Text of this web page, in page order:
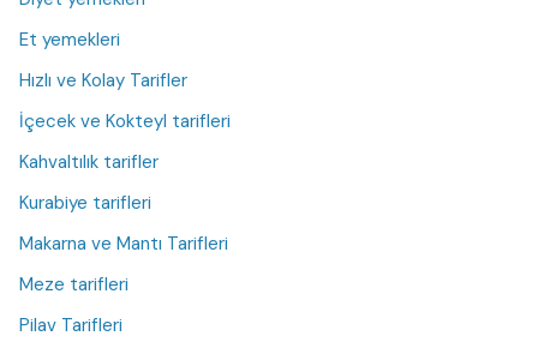
Et yemekleri
Hızlı ve Kolay Tarifler
İçecek ve Kokteyl tarifleri
Kahvaltılık tarifler
Kurabiye tarifleri
Makarna ve Mantı Tarifleri
Meze tarifleri
Pilav Tarifleri